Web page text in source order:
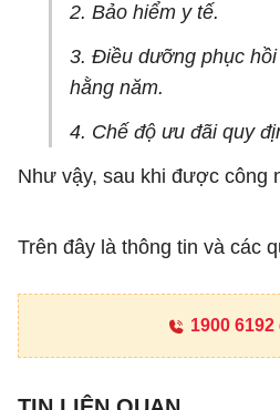
2. Bảo hiểm y tế.
3. Điều dưỡng phục
hằng năm.
4. Chế độ ưu đãi quy
Như vậy, sau khi được công
Trên đây là thông tin và các
1900 6192